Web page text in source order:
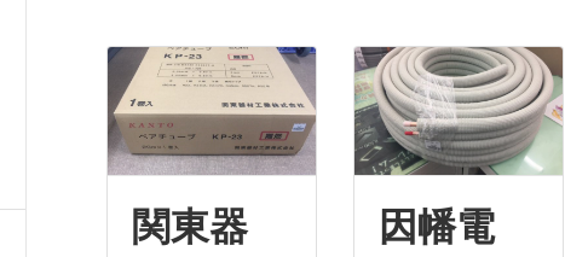
関東器
因幡電